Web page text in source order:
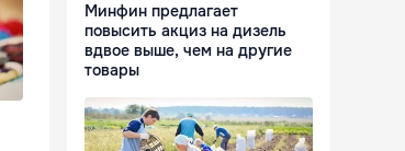
Минфин предлагает
повысить акциз на дизель
вдвое выше, чем на другие
товары